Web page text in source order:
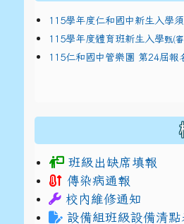
115學年度仁和國中新生入學
115學年度體育班新生入學甄(
115仁和國中管樂團 第24屆報
班級出缺席填報
傳染病通報
校內維修通知
設備組班級設備清點